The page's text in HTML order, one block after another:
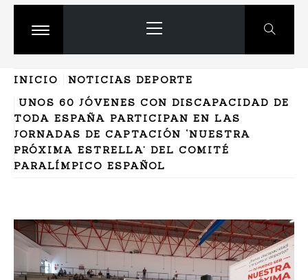
Cambiar
principal
INICIO
NOTICIAS DEPORTE
UNOS 60 JÓVENES CON DISCAPACIDAD DE
TODA ESPAÑA PARTICIPAN EN LAS
JORNADAS DE CAPTACIÓN ‘NUESTRA
PRÓXIMA ESTRELLA’ DEL COMITÉ
PARALÍMPICO ESPAÑOL